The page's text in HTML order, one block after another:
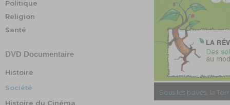
Politique
Religion
Santé
DVD Documentaire
Histoire
Société
Histoire du Cinéma
Sous les pavés, la